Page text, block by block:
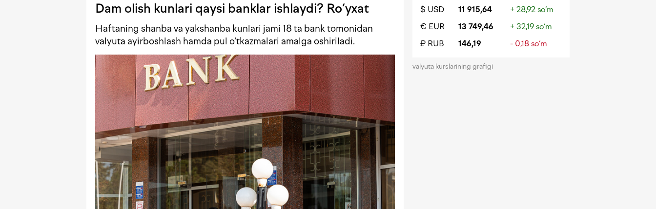
Dam olish kunlari qaysi banklar ishlaydi? Ro‘yxat
Haftaning shanba va yakshanba kunlari jami 18 ta bank tomonidan
valyuta ayirboshlash hamda pul o‘tkazmalari amalga oshiriladi.
$ USD 11 915,64
+ 28,92 so‘m
€ EUR
13 749,46
+ 32,19 so‘m
₽ RUB
146,19 - 0,18 so‘m
valyuta kurslarining grafigi